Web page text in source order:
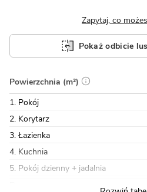
Zapytaj, co
Pokaż odbicie
Powierzchnia (m²)
1. Pokój
2. Korytarz
3. Łazienka
4. Kuchnia
5. Pokój dzienny + jadalnia